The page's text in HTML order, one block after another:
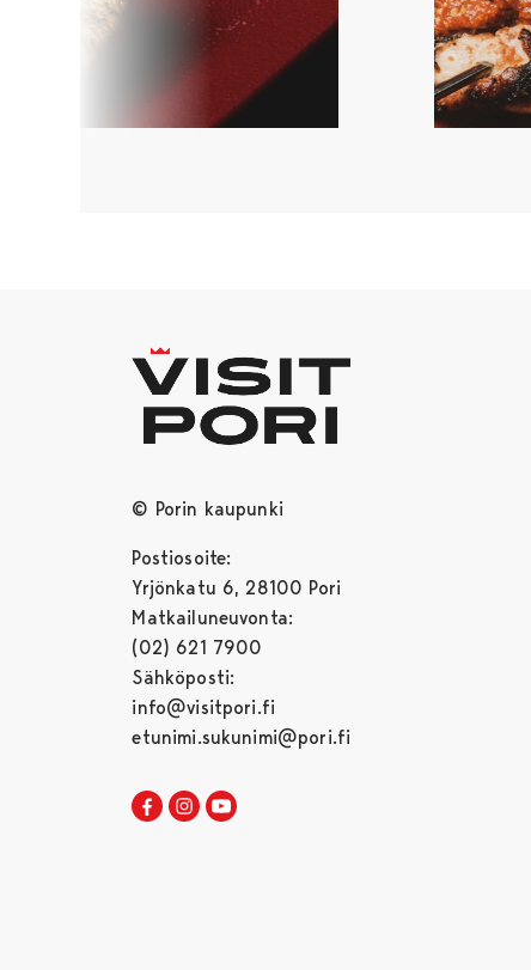
© Porin kaupunki
Postiosoite:
Yrjönkatu 6, 28100 Pori
Matkailuneuvonta:
(02) 621 7900
Sähköposti:
info@visitpori.fi
etunimi.sukunimi@pori.fi
Visit Pori Facebookissa
Avautuu uudessa välilehdessä
Visit Pori Instagrammissa
Avautuu uudessa välilehdessä